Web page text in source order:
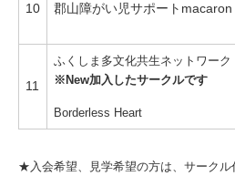
10 郡山障がい児サポート
11
ふくしま多文化共生ネットワー
※New加入したサークルです
Borderless Heart
★入会希望、見学希望の方は、サーク